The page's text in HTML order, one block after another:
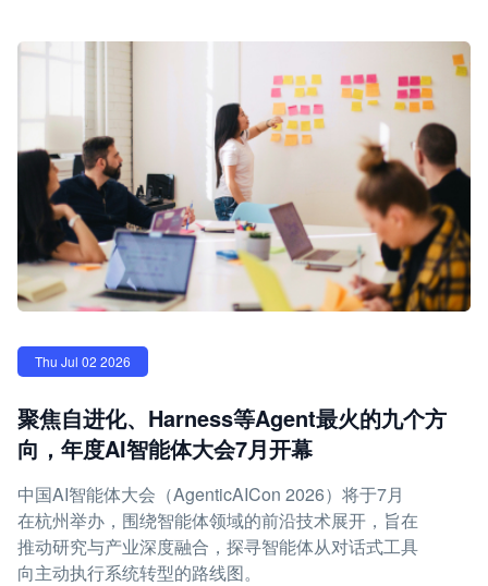
Thu Jul 02 2026
聚焦自进化、Harness等Agent最火的九个方
向，年度AI智能体大会7月开幕
中国AI智能体大会（AgenticAICon 2026）将于7月
在杭州举办，围绕智能体领域的前沿技术展开，旨在
推动研究与产业深度融合，探寻智能体从对话式工具
向主动执行系统转型的路线图。